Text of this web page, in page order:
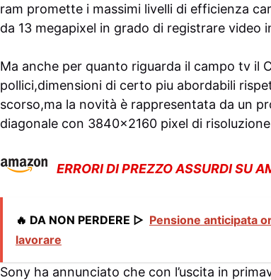
ram promette i massimi livelli di efficienza
da 13 megapixel in grado di registrare video
Ma anche per quanto riguarda il campo tv il
pollici,dimensioni di certo piu abordabili
scorso,ma la novità è rappresentata da un
diagonale con 3840×2160 pixel di
ERRORI DI PREZZO ASSURDI SU
🔥 DA NON PERDERE ▷ Pensione anticipata
lavorare
Sony ha annunciato che con l’uscita in